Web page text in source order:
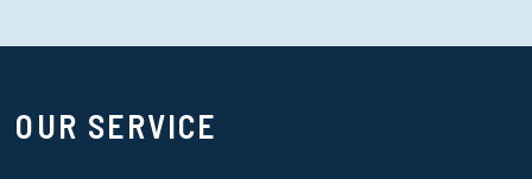
OUR SERVICE